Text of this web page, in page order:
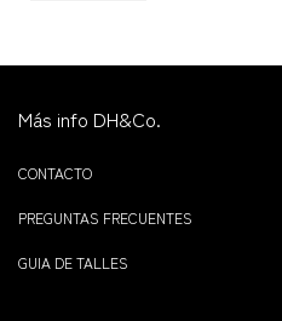
Más info DH&Co.
CONTACTO
PREGUNTAS FRECUENTES
GUIA DE TALLES